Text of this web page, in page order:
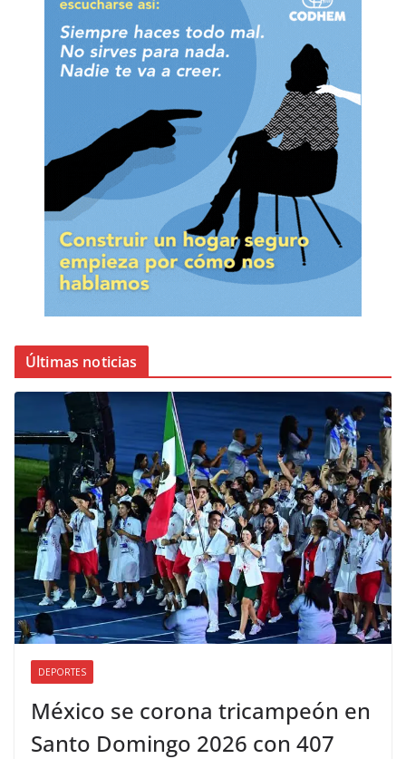
Últimas noticias
DEPORTES
México se corona tricampeón en
Santo Domingo 2026 con 407